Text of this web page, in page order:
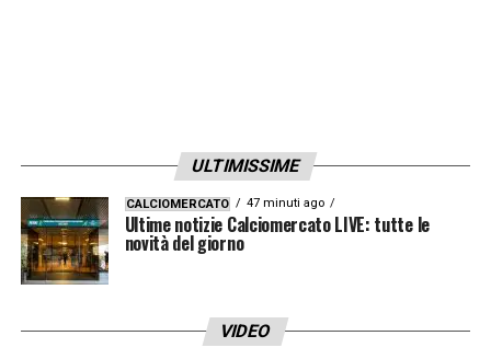
ULTIMISSIME
CALCIOMERCATO 47 minuti ago
Ultime notizie Calciomercato LIVE: tutte le
novità del giorno
VIDEO